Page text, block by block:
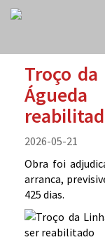
Troço
2026-05-21
Obra foi
arranca,
425 dias.